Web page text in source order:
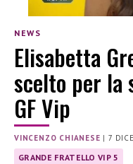
NEWS
Elisabetta
scelto per la
GF Vip
VINCENZO CHIANESE |7
GRANDE FRATELLO VIP 5